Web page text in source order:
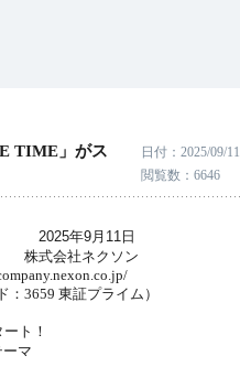
TIME」がス
日付
2025/09/11
閲覧数
6646
日
ン
ライム）
ト！
マ